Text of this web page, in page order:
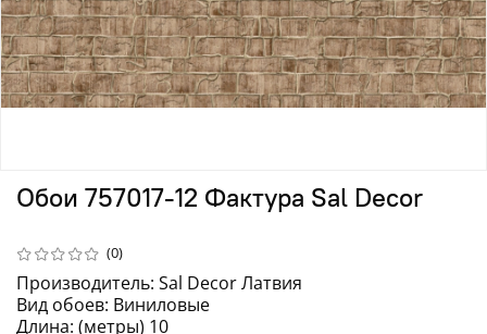
(0)
Обои 757017-12 Фактура Sal Decor
Производитель: Sal Decor Латвия
Вид обоев: Виниловые
Длина: (метры) 10